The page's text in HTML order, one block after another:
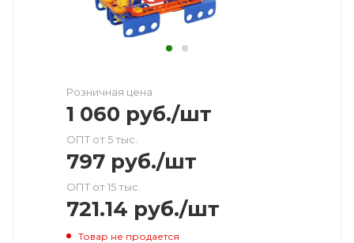
Розничная цена
1 060 руб./шт
ОПТ от 5 тыс.
797 руб./шт
ОПТ от 15 тыс.
721.14 руб./шт
Товар не продается